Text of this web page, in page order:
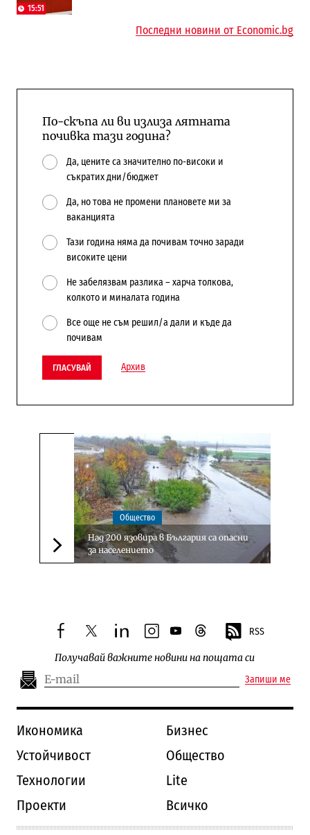
15:51
Последни новини от Economic.bg
По-скъпа ли ви излиза лятната
почивка тази година?
Да, цените са значително по-високи и
съкратих дни/бюджет
Да, но това не промени плановете ми за
ваканцията
Тази година няма да почивам точно заради
високите цени
Не забелязвам разлика – харча толкова,
колкото и миналата година
Все още не съм решил/а дали и къде да
почивам
ГЛАСУВАЙ Архив
Следваща новина
Общество
Над 200 язовира в България са опасни
за населението
facebooktwitterlinkedininstagram
youtubethreads RSS
Получавай важните новини на пощата си
Запиши ме
Икономика
Бизнес
Устойчивост
Общество
Технологии
Lite
Проекти
Всичко